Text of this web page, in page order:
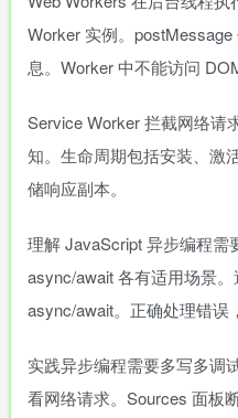
Worker 实例。
息。Worker 中不能访问
Service Worker 拦截网络请
知。生命周期包括安装、激
储响应副本。
理解 JavaScript 异步编程需
async/await 各有适用场景
async/await。正确处理错误
实践异步编程需要多写多调
看网络请求。Sources 面板